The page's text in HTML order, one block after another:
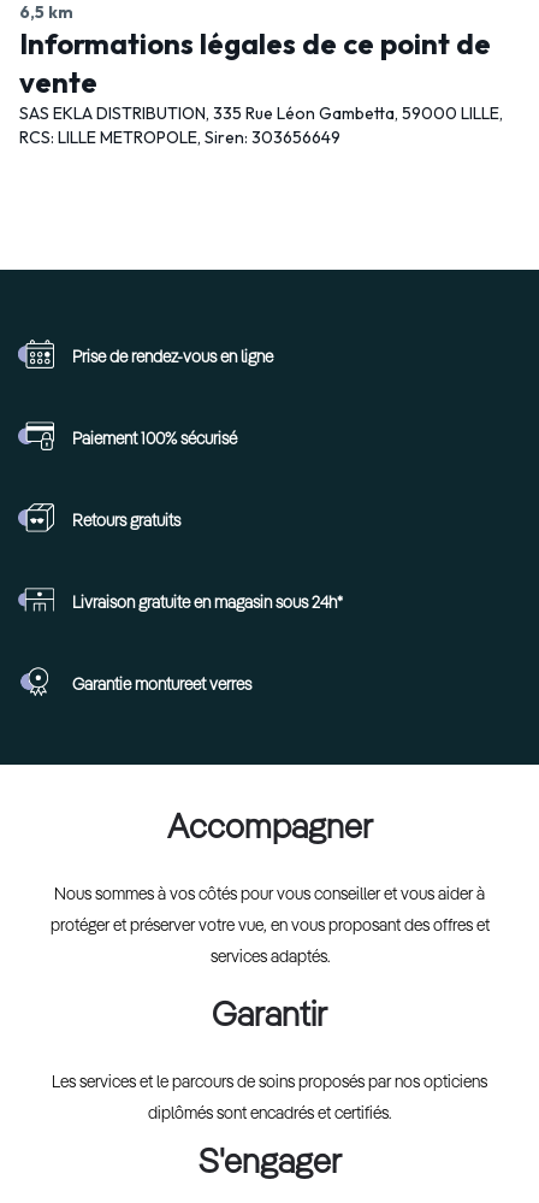
6,5 km
Informations légales de ce point de
vente
SAS EKLA DISTRIBUTION, 335 Rue Léon Gambetta, 59000 LILLE,
RCS: LILLE METROPOLE, Siren: 303656649
Prise de rendez-vous en ligne
Paiement 100%sécurisé
Retoursgratuits
Livraison gratuite en magasin sous 24h*
Garantie montureet verres
Accompagner
Nous sommes à vos côtés pour vous conseiller et vous aider à
protéger et préserver votre vue, en vous proposant des offres et
services adaptés.
Garantir
Les services et le parcours de soins proposés par nos opticiens
diplômés sont encadrés et certifiés.
S'engager